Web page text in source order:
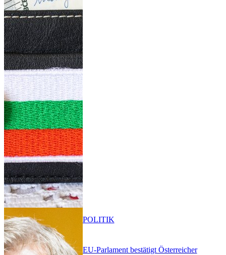
EU-Parlament bestätigt Österreicher
POLITIK